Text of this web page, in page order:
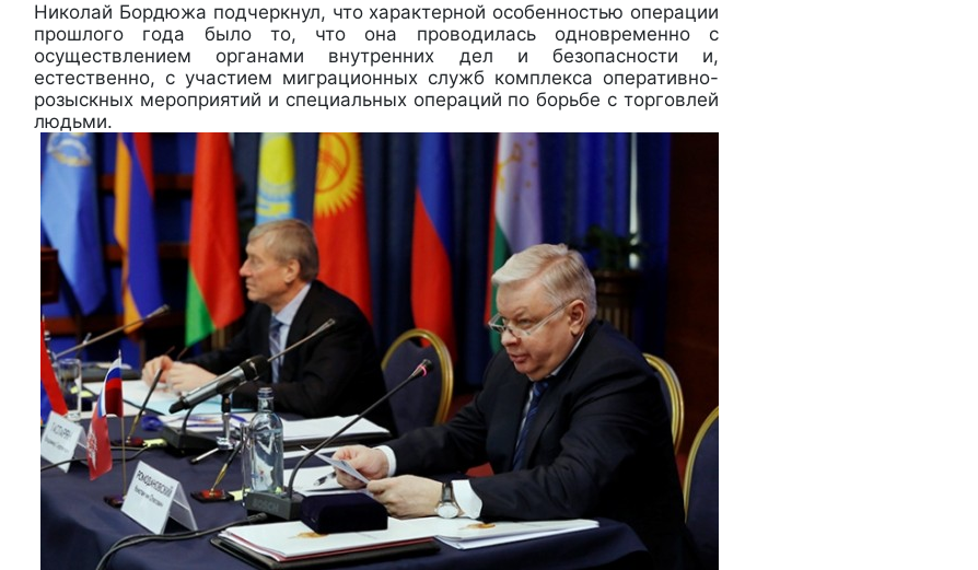
Николай Бордюжа подчеркнул, что характерной особенностью операции
прошлого года было то, что она проводилась одновременно с
осуществлением органами внутренних дел и безопасности и,
естественно, с участием миграционных служб комплекса оперативно-
розыскных мероприятий и специальных операций по борьбе с торговлей
людьми.